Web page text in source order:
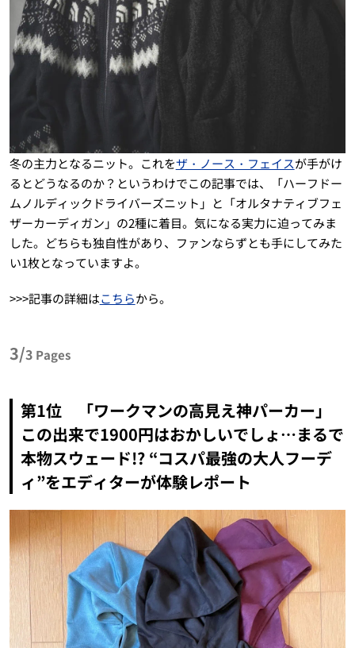
冬の主力となるニット。これをザ・ノース・フェイスが手がけ
るとどうなるのか？というわけでこの記事では、「ハーフドー
ムノルディックドライバーズニット」と「オルタナティブフェ
ザーカーディガン」の2種に着目。気になる実力に迫ってみま
した。どちらも独自性があり、ファンならずとも手にしてみた
い1枚となっていますよ。
>>>記事の詳細はこちらから。
3/3 Pages
第1位 「ワークマンの高見え神パーカー」
この出来で1900円はおかしいでしょ…まるで
本物スウェード!? “コスパ最強の大人フーデ
ィ”をエディターが体験レポート